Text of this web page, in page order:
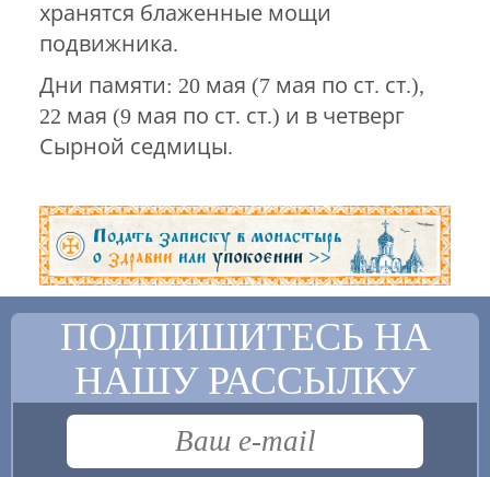
хранятся блаженные мощи
подвижника.
Дни памяти: 20 мая (7 мая по ст. ст.),
22 мая (9 мая по ст. ст.) и в четверг
Сырной седмицы.
ПОДПИШИТЕСЬ НА
НАШУ РАССЫЛКУ